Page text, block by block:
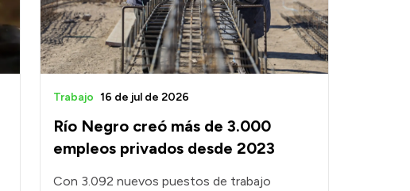
Río Negro creó más de 3.000
empleos privados desde 2023
Trabajo 16 de jul de 2026
Con 3.092 nuevos puestos de trabajo